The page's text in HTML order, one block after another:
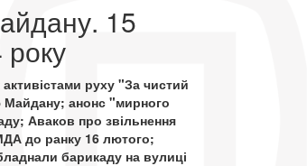
15
руху "За чистий
анонс "мирного
Аваков про звільнення
до ранку 16 лютого;
барикаду на вулиці